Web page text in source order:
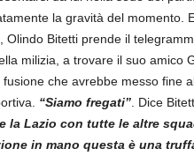
la gravità del momento.
Olindo Bitetti prende il
milizia, a trovare il suo amico
che avrebbe messo fine
“Siamo fregati”. Dice
la Lazio con tutte le altre
in mano questa è una